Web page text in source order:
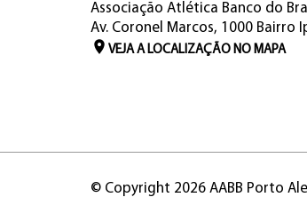
Associação Atlética Banco do
Av. Coronel Marcos, 1000 Bairro
VEJA A LOCALIZAÇÃO NO MAPA
© Copyright 2026 AABB Porto